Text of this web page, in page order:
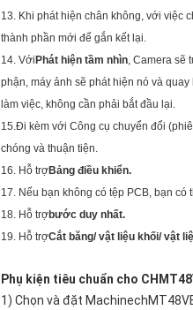
13. Khi phát hiện chân không, với việc
thành phần mới để gắn kết lại.
14. Với Phát hiện tầm nhìn, Camera sẽ
phận, máy ảnh sẽ phát hiện nó và
làm việc, không cần phải bắt đầu lại.
15.Đi kèm với Công cụ chuyển đổi
chóng và thuận tiện.
16. Hỗ trợBảng điều khiển.
17. Nếu bạn không có tệp PCB, bạn có
18. Hỗ trợbước duy nhất.
19. Hỗ trợCắt băng/ vật liệu khối/ vật
Phụ kiện tiêu chuẩn cho
1) Chọn và đặt